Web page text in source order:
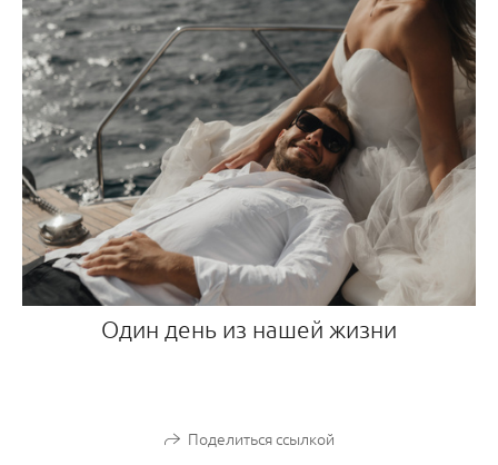
Один день из нашей жизни
Поделиться ссылкой